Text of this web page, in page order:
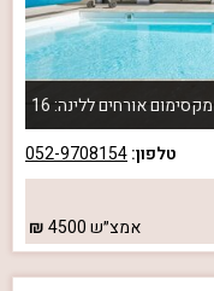
מקסימום אורחים ללינה: 16
טלפון:052-9708154
אמצ״ש4500